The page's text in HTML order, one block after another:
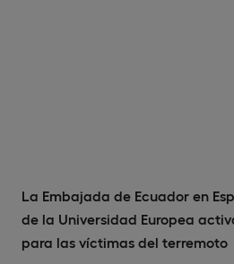
La Embajada de Ecuador en
de la Universidad Europea
para las víctimas del terremoto